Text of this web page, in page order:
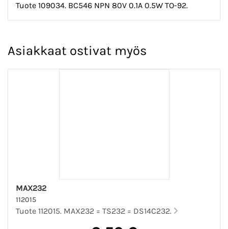
Tuote 109034. BC546 NPN 80V 0.1A 0.5W TO-92.
Asiakkaat ostivat myös
MAX232
112015
Tuote 112015. MAX232 = TS232 = DS14C232.